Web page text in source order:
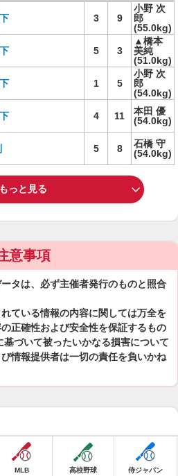
3 9
小野 次
郎
(55.0kg)
5 3
▲橋本
美純
(51.0kg)
1 5
小野 次
郎
(54.0kg)
4 11
本田 優
(54.0kg)
5 8
石橋 守
(54.0kg)
もっと見る
意事項
タは、必ず主催者発行のものと照合
ている情報の内容に関しては万全を
正確性および安全性を保証するもの
づいて被ったいかなる損害について
情報提供者は一切の責任を負いかね
MLB 高校野球 侍ジャパン